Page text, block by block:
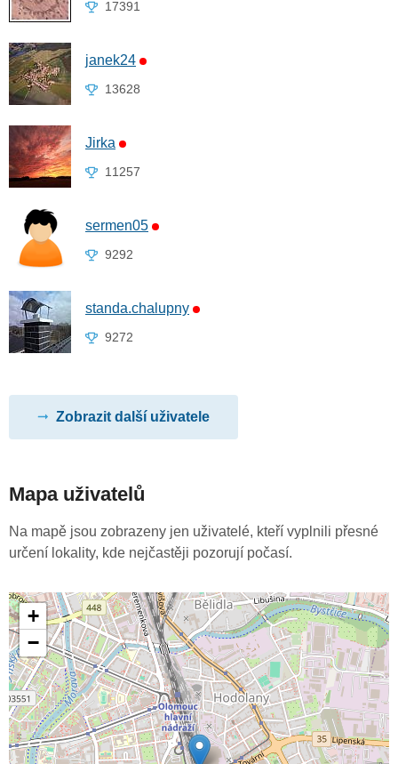
17391
janek24
13628
Jirka
11257
sermen05
9292
standa.chalupny
9272
Zobrazit další uživatele
Mapa uživatelů
Na mapě jsou zobrazeny jen uživatelé, kteří vyplnili přesné
určení lokality, kde nejčastěji pozorují počasí.
+
−